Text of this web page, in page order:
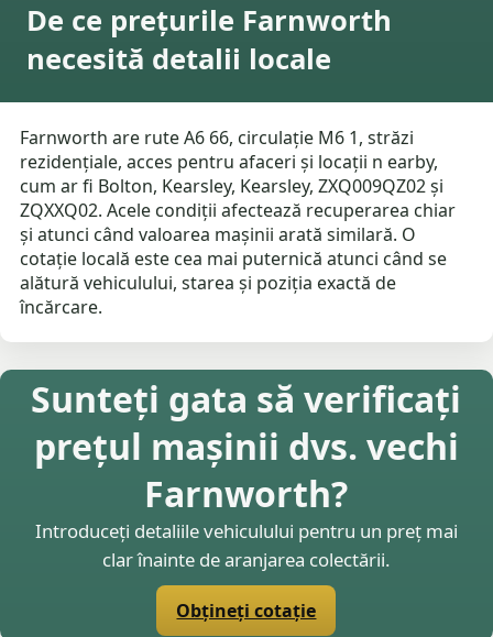
De ce prețurile Farnworth
necesită detalii locale
Farnworth are rute A6 66, circulație M6 1, străzi
rezidențiale, acces pentru afaceri și locații n earby,
cum ar fi Bolton, Kearsley, Kearsley, ZXQ009QZ02 și
ZQXXQ02. Acele condiții afectează recuperarea chiar
și atunci când valoarea mașinii arată similară. O
cotație locală este cea mai puternică atunci când se
alătură vehiculului, starea și poziția exactă de
încărcare.
Sunteți gata să verificați
prețul mașinii dvs. vechi
Farnworth?
Introduceți detaliile vehiculului pentru un preț mai
clar înainte de aranjarea colectării.
Obțineți cotație